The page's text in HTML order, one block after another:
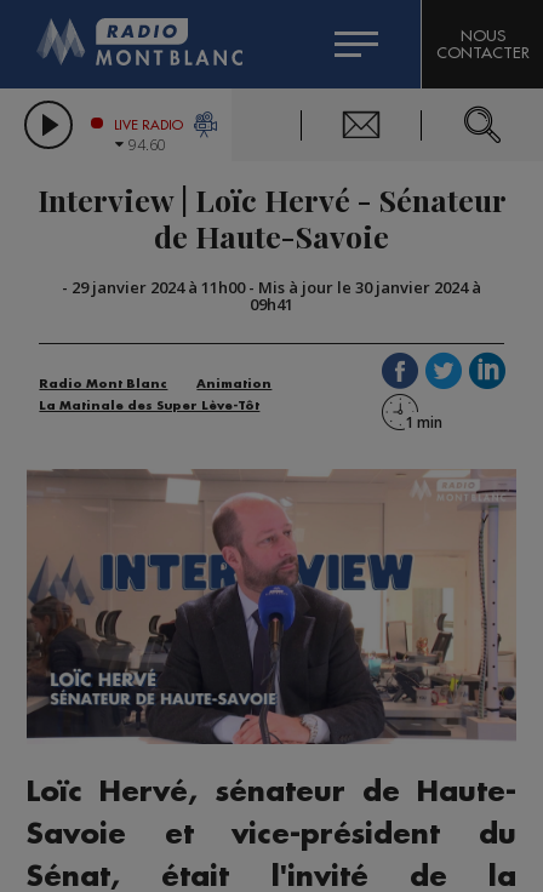
LES CHRONIQUES DE L'EXPERT
CITIZEN MACHINERY
GRAND MASSIF DOMAINES SKIABLES
BIGARD
COMPAGNIE DU MONT-BLANC
NOUS
CONTACTER
LIVE RADIO
94.60
Interview | Loïc Hervé - Sénateur
de Haute-Savoie
- 29 janvier 2024 à 11h00- Mis à jour le 30 janvier 2024 à
09h41
Radio Mont Blanc
Animation
La Matinale des Super Lève-Tôt
Loïc Hervé, sénateur de Haute-
Savoie et vice-président du
Sénat, était l'invité de la